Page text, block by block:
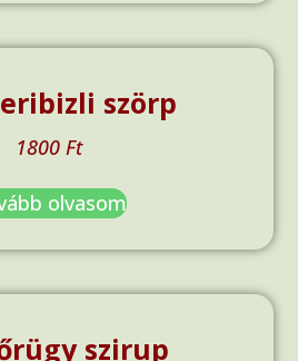
szörp
1800 Ft
olvasom
szirup